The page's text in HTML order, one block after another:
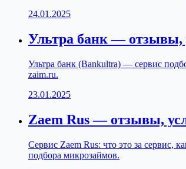
24.01.2025
Ультра банк — отзывы,
Ультра банк (Bankultra) — сервис
zaim.ru.
23.01.2025
Zaem Rus — отзывы,
Сервис Zaem Rus: что это за сервис,
подбора микрозаймов.